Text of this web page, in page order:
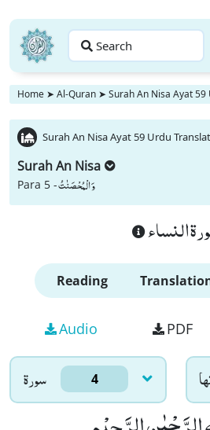
Search
Home ➤ Al-Quran ➤ Surah An Nisa Ayat
Surah An Nisa Ayat 59 Urdu
Surah An Nisa
Para 5 -وَ الْمُحْصَنٰتُ
النساء
Reading
Audio PDF
سورۃ 4